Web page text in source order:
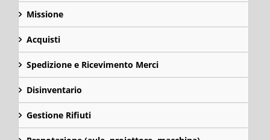
Missione
Acquisti
Spedizione e Ricevimento Merci
Disinventario
Gestione Rifiuti